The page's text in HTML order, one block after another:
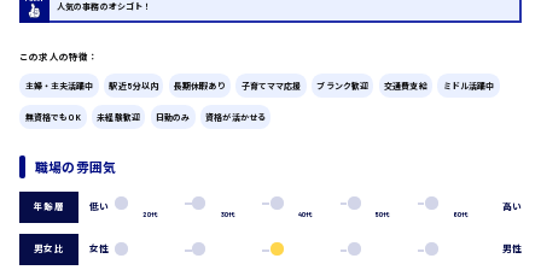
検品・包装・箱詰め
ピッキング・仕分け
軽作業
フォークリフト
広島市中区
時給1200円～
人気の事務のオシゴト！
この求人の特徴：
主婦・主夫活躍中 駅近5分以内 長期休暇あり 子育てママ応援 ブランク歓迎 交通費支給 ミドル活躍中
無資格でもOK 未経験歓迎 日勤のみ 資格が活かせる
職場の雰囲気
年齢層 低い
20代 30代 40代 50代 60代
高い
男女比 女性 男性